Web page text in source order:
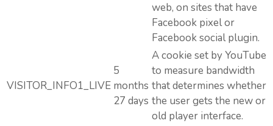
web, on sites that have
Facebook pixel or
Facebook social plugin.
VISITOR_INFO1_LIVE
5
months
27 days
A cookie set by YouTube
to measure bandwidth
that determines whether
the user gets the new or
old player interface.